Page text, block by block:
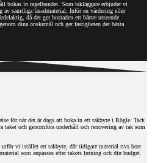
bokas in regelbundet. Som takläggare erbjuder vi
samtliga fasadmaterial. Inför en värdering eller
då det ger bostaden ett bättre utseende.
dina önskemål och ger fastigheten det bästa
för när det är dags att boka in ett takbyte i Rögle. Tack
taket och genomföra underhåll och renovering av tak som
utför vi istället ett takbyte, där tidigare material rivs bort
som anpassas efter takets lutning och din budget.